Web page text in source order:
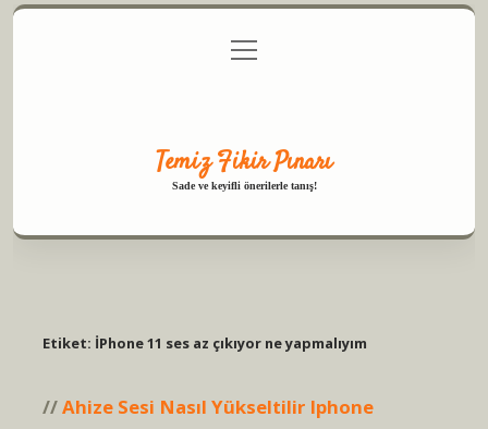
Gizlilik Politikası
menüyü
aç
Temiz Fikir Pınarı
Sade ve keyifli önerilerle tanış!
Etiket: İPhone 11 ses az çıkıyor ne yapmalıyım
Ahize Sesi Nasıl Yükseltilir Iphone